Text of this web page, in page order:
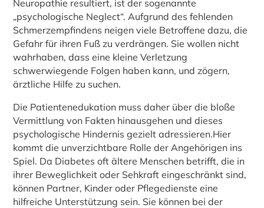
Neuropathie resultiert, ist der sogenannte
„psychologische Neglect“. Aufgrund des fehlenden
Schmerzempfindens neigen viele Betroffene dazu, die
Gefahr für ihren Fuß zu verdrängen. Sie wollen nicht
wahrhaben, dass eine kleine Verletzung
schwerwiegende Folgen haben kann, und zögern,
ärztliche Hilfe zu suchen.
Die Patientenedukation muss daher über die bloße
Vermittlung von Fakten hinausgehen und dieses
psychologische Hindernis gezielt adressieren.Hier
kommt die unverzichtbare Rolle der Angehörigen ins
Spiel. Da Diabetes oft ältere Menschen betrifft, die in
ihrer Beweglichkeit oder Sehkraft eingeschränkt sind,
können Partner, Kinder oder Pflegedienste eine
hilfreiche Unterstützung sein. Sie können bei der